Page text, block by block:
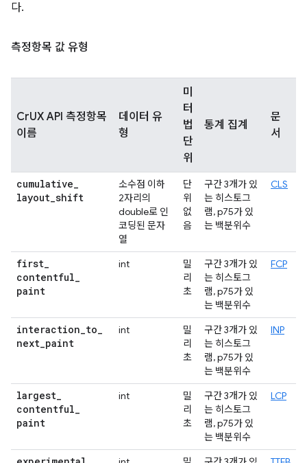
다.
측정항목 값 유형
CrUX API 측정항목
이름
데이터 유
형
미
터
법
단
위
통계 집계
문
서
cumulative_
layout_shift
소수점 이하
2자리의
double로 인
코딩된 문자
열
단
위
없
음
구간 3개가 있
는 히스토그
램, p75가 있
는 백분위수
CLS
first_
contentful_
paint
int
밀
리
초
구간 3개가 있
는 히스토그
램, p75가 있
는 백분위수
FCP
interaction_to_
next_paint
int
밀
리
초
구간 3개가 있
는 히스토그
램, p75가 있
는 백분위수
INP
largest_
contentful_
paint
int
밀
리
초
구간 3개가 있
는 히스토그
램, p75가 있
는 백분위수
LCP